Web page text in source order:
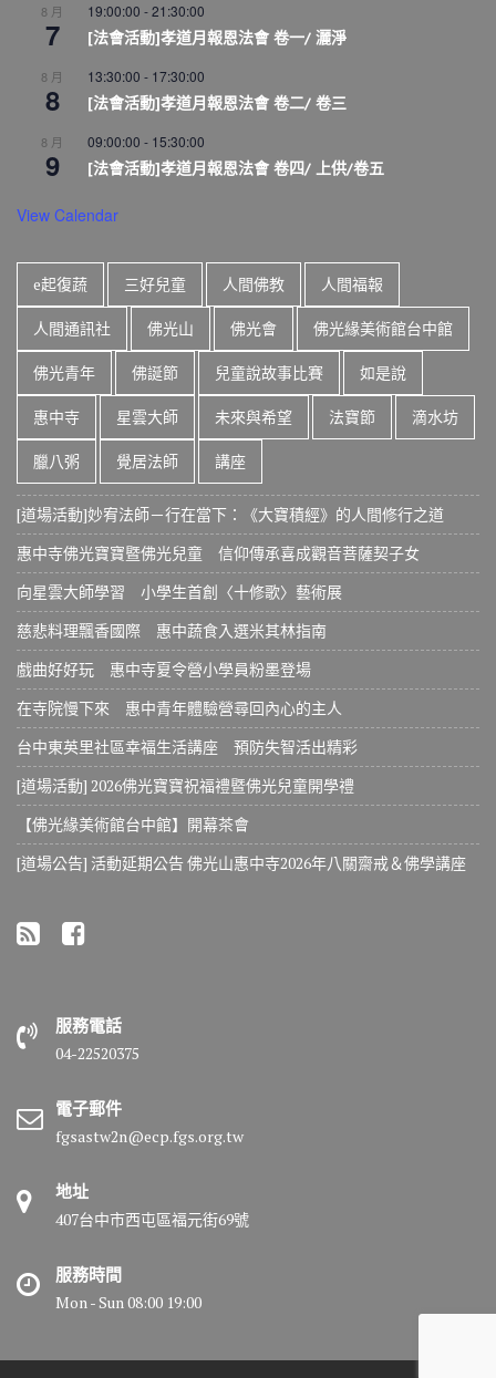
8 月
7
19:00:00 -21:30:00
[法會活動]孝道月報恩法會 卷一/ 灑淨
8 月
8
13:30:00 - 17:30:00
[法會活動]孝道月報恩法會 卷二/ 卷三
8 月
9
09:00:00 - 15:30:00
[法會活動]孝道月報恩法會 卷四/ 上供/卷五
View Calendar
e起復蔬 三好兒童 人間佛教 人間福報
人間通訊社 佛光山 佛光會 佛光緣美術館台中館
佛光青年 佛誕節 兒童說故事比賽 如是說
惠中寺 星雲大師 未來與希望 法寶節 滴水坊
臘八粥 覺居法師 講座
[道場活動]妙宥法師－行在當下：《大寶積經》的人間修行之道
惠中寺佛光寶寶暨佛光兒童 信仰傳承喜成觀音菩薩契子女
向星雲大師學習 小學生首創〈十修歌〉藝術展
慈悲料理飄香國際 惠中蔬食入選米其林指南
戲曲好好玩 惠中寺夏令營小學員粉墨登場
在寺院慢下來 惠中青年體驗營尋回內心的主人
台中東英里社區幸福生活講座 預防失智活出精彩
[道場活動] 2026佛光寶寶祝福禮暨佛光兒童開學禮
【佛光緣美術館台中館】開幕茶會
[道場公告] 活動延期公告 佛光山惠中寺2026年八關齋戒＆佛學講座
服務電話
04-22520375
電子郵件
fgsastw2n@ecp.fgs.org.tw
地址
407台中市西屯區福元街69號
服務時間
Mon - Sun 08:00 19:00